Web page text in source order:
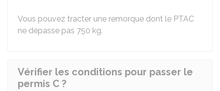
Vous pouvez tracter une remorque dont le PTAC
ne dépasse pas 750 kg.
Vérifier les conditions pour passer le
permis C ?